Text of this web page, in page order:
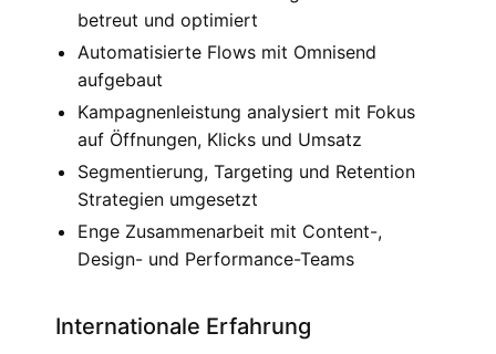
betreut und optimiert
Automatisierte Flows mit Omnisend
aufgebaut
Kampagnenleistung analysiert mit Fokus
auf Öffnungen, Klicks und Umsatz
Segmentierung, Targeting und Retention
Strategien umgesetzt
Enge Zusammenarbeit mit Content-,
Design- und Performance-Teams
Internationale Erfahrung